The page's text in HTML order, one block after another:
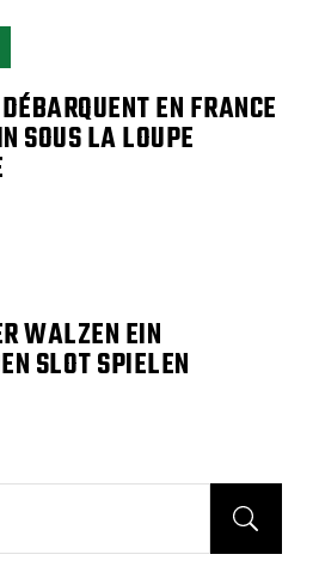
EN FRANCE
SOUS LA LOUPE
WALZEN EIN
SLOT SPIELEN